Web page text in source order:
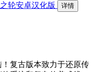
轮安卓汉化版 详情
复古版本致力于还原传